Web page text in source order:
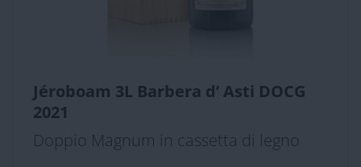
Jéroboam 3L Barbera d’ Asti DOCG
2021
Doppio Magnum in cassetta di legno